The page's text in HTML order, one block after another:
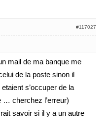
#117027
mail de ma banque me
de la poste sinon il
s’occuper de la
… cherchez l’erreur)
savoir si il y a un autre